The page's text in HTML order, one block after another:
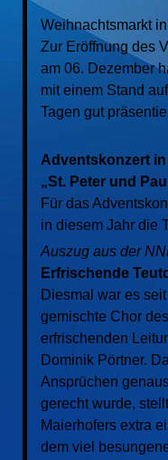
Weihnachtsmarkt
Zur Eröffnung des
am 06. Dezember
mit einem Stand
Tagen gut
Adventskonzert
„St. Peter und
Für das
in diesem Jahr die
Auszug aus der
Erfrischende
Diesmal war es
gemischte Chor
erfrischenden
Dominik Pörtner.
Ansprüchen
gerecht wurde,
Maierhofers extra
dem viel